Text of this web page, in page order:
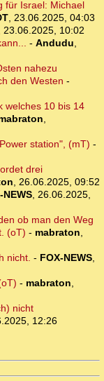
für Israel: Michael
, 23.06.2025, 04:03
23.06.2025, 10:02
- Andudu,
nahezu
den Westen -
welches 10 bis 14
,
station", (mT) -
drei
, 26.06.2025, 09:52
NEWS, 26.06.2025,
ob man den Weg
(oT) - mabraton,
nicht. - FOX-NEWS,
- mabraton,
nicht
12:26